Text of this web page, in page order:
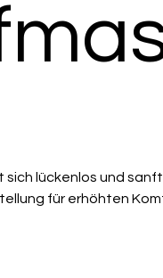
sich lückenlos und
für erhöhten